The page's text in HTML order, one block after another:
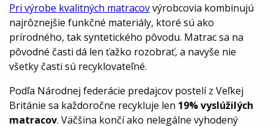
Pri výrobe kvalitných matracovvýrobcovia kombinujú
najrôznejšie funkčné materiály, ktoré sú ako
prírodného, ​​tak syntetického pôvodu. Matrac sa na
pôvodné časti dá len ťažko rozobrať, a navyše nie
všetky časti sú recyklovateľné.
Podľa Národnej federácie predajcov postelí z Veľkej
Británie sa každoročne recykluje len 19% vyslúžilých
matracov. Väčšina končí ako nelegálne vyhodený